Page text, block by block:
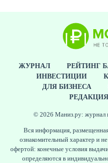
ЖУРНАЛ РЕЙТИНГ
ИНВЕСТИЦИИ
ДЛЯ БИЗНЕСА
© 2026 Маниз.ру: журнал
Вся информация,
ознакомительный характер и
офертой: конечные условия
определяются в